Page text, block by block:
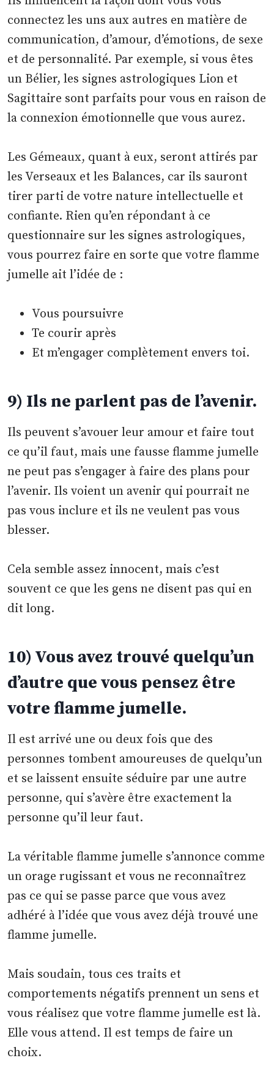
connectez les uns aux autres en matière de
communication, d’amour, d’émotions, de sexe
et de personnalité. Par exemple, si vous êtes
un Bélier, les signes astrologiques Lion et
Sagittaire sont parfaits pour vous en raison de
la connexion émotionnelle que vous aurez.
Les Gémeaux, quant à eux, seront attirés par
les Verseaux et les Balances, car ils sauront
tirer parti de votre nature intellectuelle et
confiante. Rien qu’en répondant à ce
questionnaire sur les signes astrologiques,
vous pourrez faire en sorte que votre flamme
jumelle ait l’idée de :
Vous poursuivre
Te courir après
Et m’engager complètement envers toi.
9) Ils ne parlent pas de l’avenir.
Ils peuvent s’avouer leur amour et faire tout
ce qu’il faut, mais une fausse flamme jumelle
ne peut pas s’engager à faire des plans pour
l’avenir. Ils voient un avenir qui pourrait ne
pas vous inclure et ils ne veulent pas vous
blesser.
Cela semble assez innocent, mais c’est
souvent ce que les gens ne disent pas qui en
dit long.
10) Vous avez trouvé quelqu’un
d’autre que vous pensez être
votre flamme jumelle.
Il est arrivé une ou deux fois que des
personnes tombent amoureuses de quelqu’un
et se laissent ensuite séduire par une autre
personne, qui s’avère être exactement la
personne qu’il leur faut.
La véritable flamme jumelle s’annonce comme
un orage rugissant et vous ne reconnaîtrez
pas ce qui se passe parce que vous avez
adhéré à l’idée que vous avez déjà trouvé une
flamme jumelle.
Mais soudain, tous ces traits et
comportements négatifs prennent un sens et
vous réalisez que votre flamme jumelle est là.
Elle vous attend. Il est temps de faire un
choix.